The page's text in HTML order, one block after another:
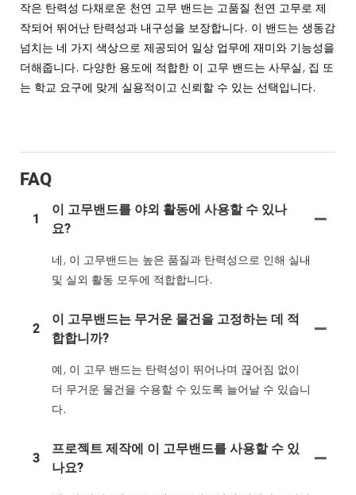
작은 탄력성 다채로운 천연 고무 밴드는 고품질 천연 고무로 제
작되어 뛰어난 탄력성과 내구성을 보장합니다. 이 밴드는 생동감
넘치는 네 가지 색상으로 제공되어 일상 업무에 재미와 기능성을
더해줍니다. 다양한 용도에 적합한 이 고무 밴드는 사무실, 집 또
는 학교 요구에 맞게 실용적이고 신뢰할 수 있는 선택입니다.
FAQ
1
이 고무밴드를 야외 활동에 사용할 수 있나
요?
네, 이 고무밴드는 높은 품질과 탄력성으로 인해 실내
및 실외 활동 모두에 적합합니다.
2
이 고무밴드는 무거운 물건을 고정하는 데 적
합합니까?
예, 이 고무 밴드는 탄력성이 뛰어나며 끊어짐 없이
더 무거운 물건을 수용할 수 있도록 늘어날 수 있습니
다.
3
프로젝트 제작에 이 고무밴드를 사용할 수 있
나요?